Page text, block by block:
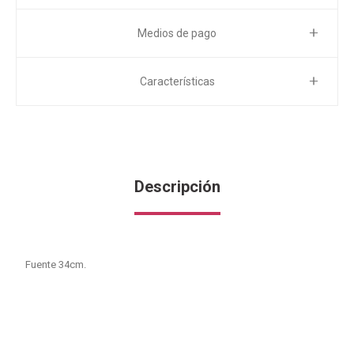
Medios de pago
Características
Descripción
Fuente 34cm.